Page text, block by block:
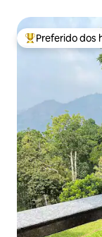
Entre os
Preferido dos